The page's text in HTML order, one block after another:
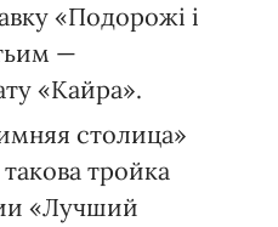
«Подорожі і
—
«Кайра».
столица»
тройка
«Лучший